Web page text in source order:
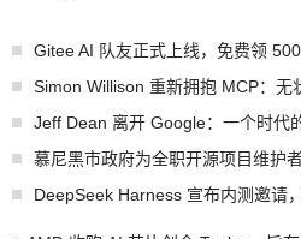
Gitee AI 队友正式上线，免费领
Simon Willison 重新拥抱 MCP：无
Jeff Dean 离开 Google：一个时代
慕尼黑市政府为全职开源项目维护